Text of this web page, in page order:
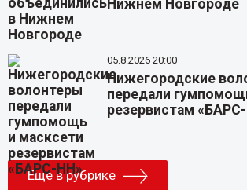
Нижнем Новгороде
05.8.2026 20:00
Нижегородские
передали
резервистам
Еще в рубрике